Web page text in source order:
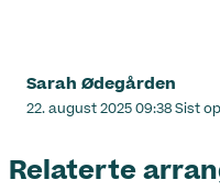
Sarah Ødegården
Lagt
22. august 2025 09:38Sist
Relaterte